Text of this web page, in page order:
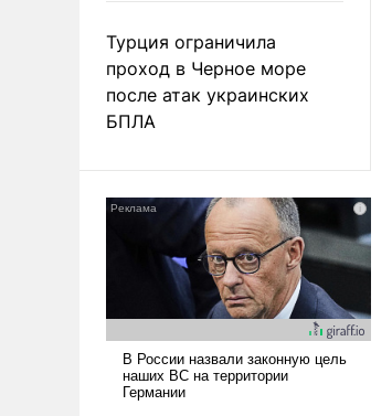
Турция ограничила
проход в Черное море
после атак украинских
БПЛА